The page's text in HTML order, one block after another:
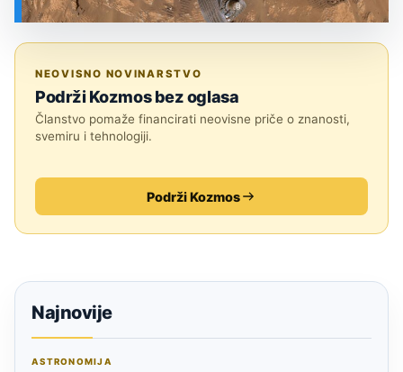
NEOVISNO NOVINARSTVO
Podrži Kozmos bez oglasa
Članstvo pomaže financirati neovisne priče o znanosti,
svemiru i tehnologiji.
Podrži Kozmos
Najnovije
ASTRONOMIJA